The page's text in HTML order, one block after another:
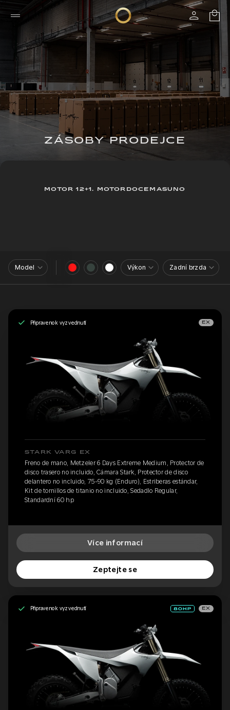
ZÁSOBY PRODEJCE
MOTOR 12+1. MOTORDOCEMASUNO
Model Výkon Zadní brzda
Připraveno k vyzvednutí EX
STARK VARG EX
Freno de mano, Metzeler 6 Days Extreme Medium, Protector de
disco trasero no incluido, Cámara Stark, Protector de disco
delantero no incluido, 75-90 kg (Enduro), Estriberas estándar,
Kit de tornillos de titanio no incluido, Sedadlo Regular,
Standardní 60 hp
Více informací
Zeptejte se
Připraveno k vyzvednutí EX